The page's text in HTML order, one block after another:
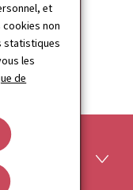
et
cookies non
statistiques
les
de